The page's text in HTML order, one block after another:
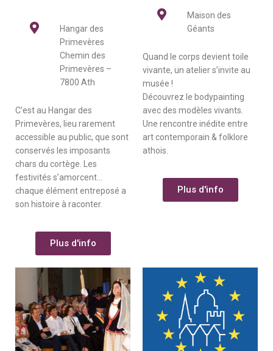
Hangar des
Primevères
Chemin des
Primevères –
7800 Ath
C’est au Hangar des
Primevères, lieu rarement
accessible au public, que sont
conservés les imposants
chars du cortège. Les
festivités s’amorcent…
chaque élément entreposé a
son histoire à raconter.
Plus d'info
Maison des
Géants
Quand le corps devient toile
vivante, un atelier s’invite au
musée !
Découvrez le bodypainting
avec des modèles vivants.
Une rencontre inédite entre
art contemporain & folklore
athois.
Plus d'info